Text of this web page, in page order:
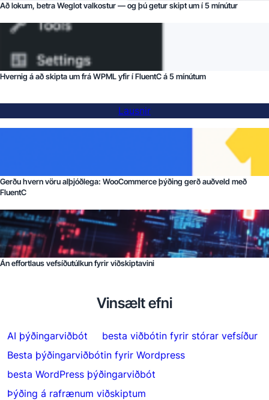
Að lokum, betra Weglot valkostur — og þú getur skipt um í 5 mínútur
Hvernig á að skipta um frá WPML yfir í FluentC á 5 mínútum
Lausnir
Gerðu hvern vöru alþjóðlega: WooCommerce þýðing gerð auðveld með
FluentC
Án effortlaus vefsíðutúlkun fyrir viðskiptavini
Vinsælt efni
AI þýðingarviðbót
besta viðbótin fyrir stórar vefsíður
Besta þýðingarviðbótin fyrir Wordpress
besta WordPress þýðingarviðbót
Þýðing á rafrænum viðskiptum